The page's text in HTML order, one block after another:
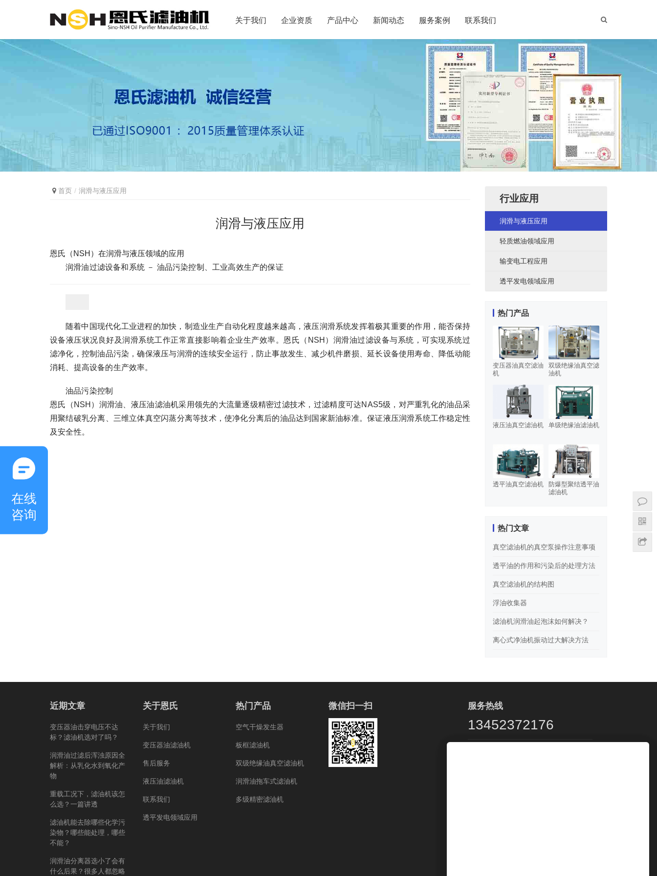
关于我们 企业资质 产品中心 新闻动态 服务案例 联系我们
首页 润滑与液压应用
润滑与液压应用
恩氏（NSH）在润滑与液压领域的应用
润滑油过滤设备和系统 － 油品污染控制、工业高效生产的保证
随着中国现代化工业进程的加快，制造业生产自动化程度越来越高，液压润滑系统发挥着极其重要的作用，能否保持
设备液压状况良好及润滑系统工作正常直接影响着企业生产效率。恩氏（NSH）润滑油过滤设备与系统，可实现系统过
滤净化，控制油品污染，确保液压与润滑的连续安全运行，防止事故发生、减少机件磨损、延长设备使用寿命、降低动能
消耗、提高设备的生产效率。
油品污染控制
恩氏（NSH）润滑油、液压油滤油机采用领先的大流量逐级精密过滤技术，过滤精度可达NAS5级，对严重乳化的油品采
用聚结破乳分离、三维立体真空闪蒸分离等技术，使净化分离后的油品达到国家新油标准。保证液压润滑系统工作稳定性
及安全性。
行业应用
润滑与液压应用
轻质燃油领域应用
输变电工程应用
透平发电领域应用
热门产品
变压器油真空滤油
机
双级绝缘油真空滤
油机
液压油真空滤油机 单级绝缘油滤油机
透平油真空滤油机
防爆型聚结透平油
滤油机
热门文章
真空滤油机的真空泵操作注意事项
透平油的作用和污染后的处理方法
真空滤油机的结构图
浮油收集器
滤油机润滑油起泡沫如何解决？
离心式净油机振动过大解决方法
近期文章
变压器油击穿电压不达
标？滤油机选对了吗？
润滑油过滤后浑浊原因全
解析：从乳化水到氧化产
物
重载工况下，滤油机该怎
么选？一篇讲透
滤油机能去除哪些化学污
染物？哪些能处理，哪些
不能？
润滑油分离器选小了会有
什么后果？很多人都忽略
关于恩氏
关于我们
变压器油滤油机
售后服务
液压油滤油机
联系我们
透平发电领域应用
热门产品
空气干燥发生器
板框滤油机
双级绝缘油真空滤油机
润滑油拖车式滤油机
多级精密滤油机
微信扫一扫 服务热线
13452372176
在线
咨询